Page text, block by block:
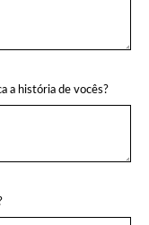
a história de vocês?